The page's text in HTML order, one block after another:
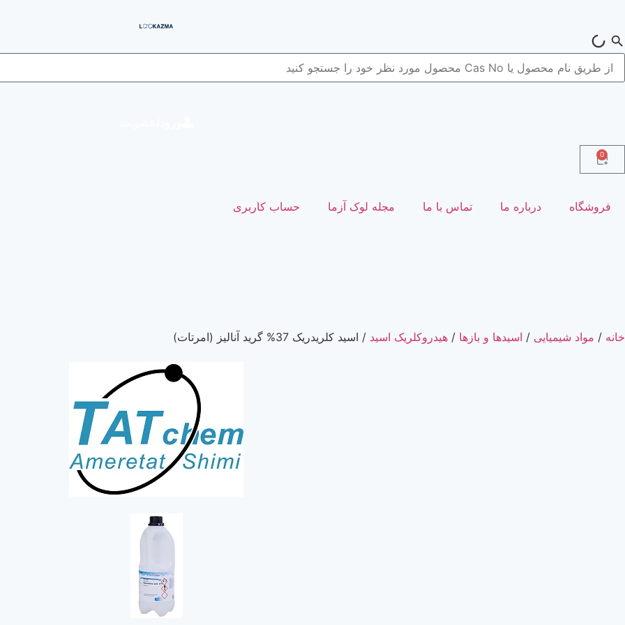
0
فروشگاه درباره ما تماس با ما مجله لوک آزما حساب کاربری
خانه / مواد شیمیایی / اسیدها و بازها / هیدروکلریک اسید / اسید کلریدریک 37% گرید آنالیز (امرتات)